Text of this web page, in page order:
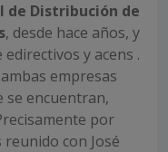
de Distribución de
, desde hace años, y
y acens .
empresas
se encuentran,
por
reunido con José